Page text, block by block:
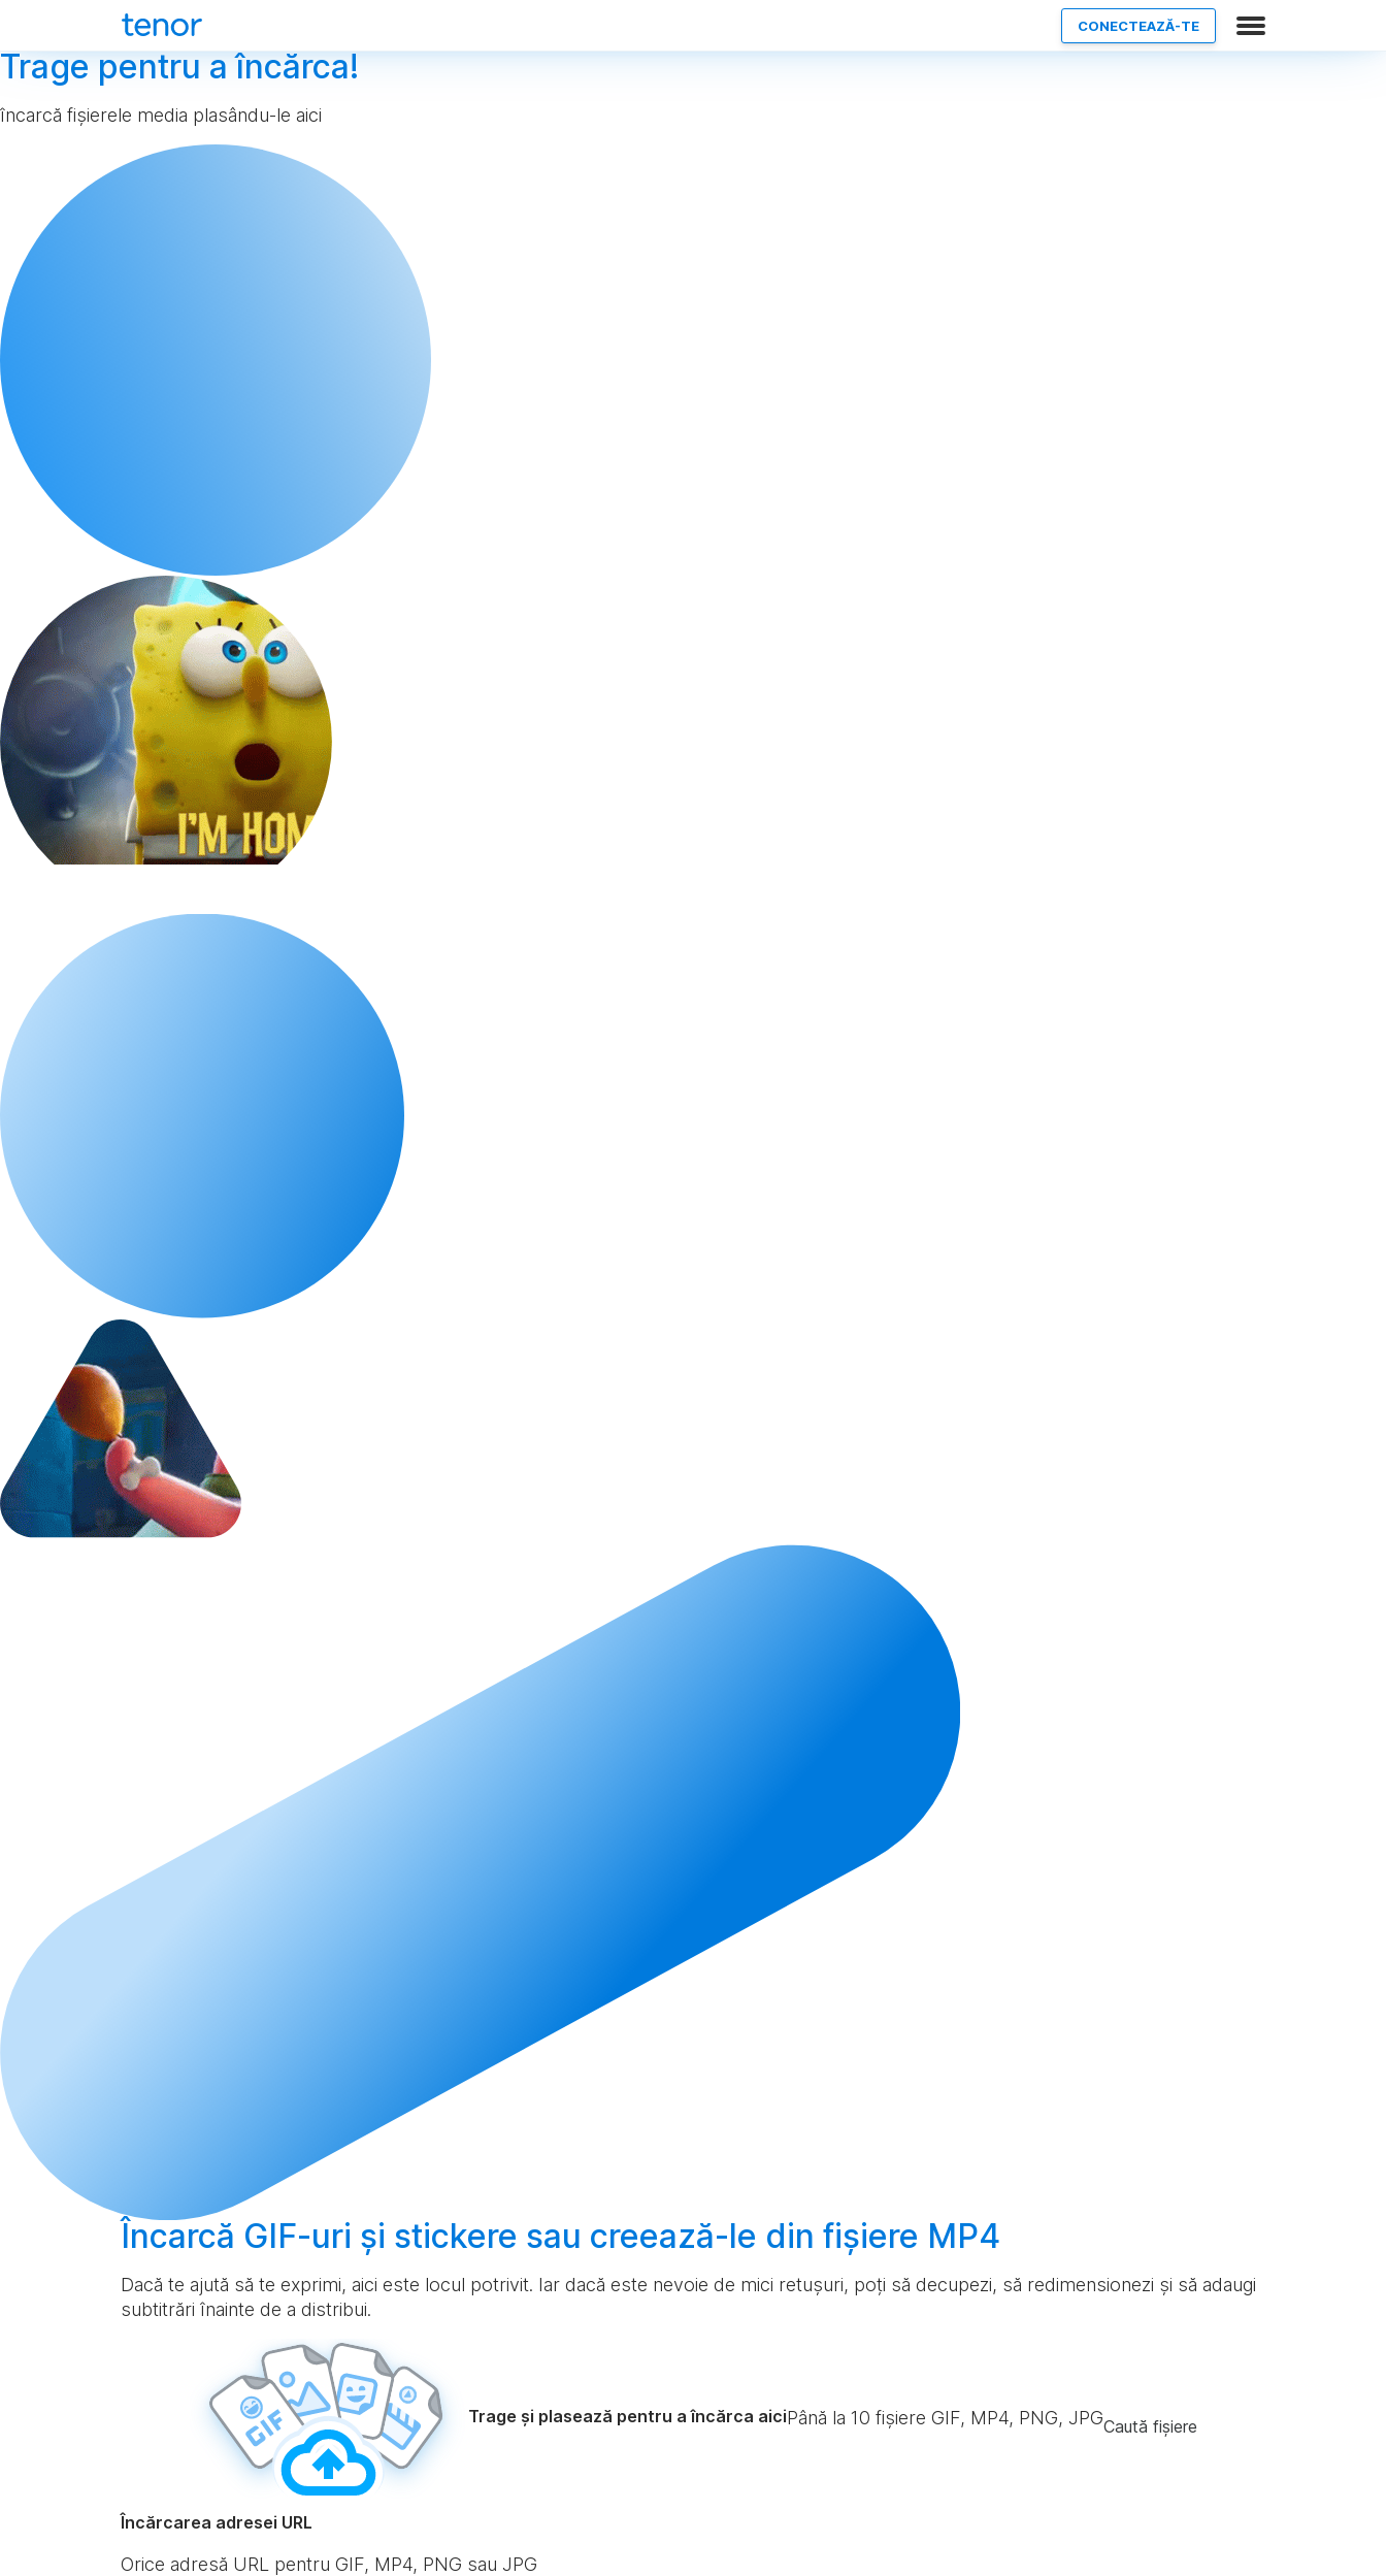
CONECTEAZĂ-TE
Trage pentru a încărca!
încarcă fișierele media plasându-le aici
Încarcă GIF-uri și stickere sau creează-le din fișiere MP4
Dacă te ajută să te exprimi, aici este locul potrivit. Iar dacă este nevoie de mici retușuri, poți să decupezi, să redimensionezi și să adaugi
subtitrări înainte de a distribui.
Trage și plasează pentru a încărca aiciPână la 10 fișiere GIF, MP4, PNG, JPGCaută fișiere
Încărcarea adresei URL
Orice adresă URL pentru GIF, MP4, PNG sau JPG